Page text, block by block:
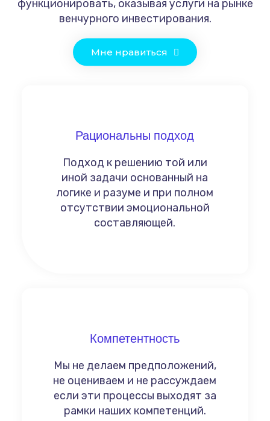
функционировать, оказывая услуги на рынке
венчурного инвестирования.
Мне нравиться
Рациональны подход
Подход к решению той или
иной задачи основанный на
логике и разуме и при полном
отсутствии эмоциональной
составляющей.
Компетентность
Мы не делаем предположений,
не оцениваем и не рассуждаем
если эти процессы выходят за
рамки наших компетенций.